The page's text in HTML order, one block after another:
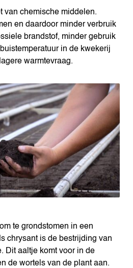
van chemische middelen.
en daardoor minder verbruik
brandstof, minder gebruik
in de kwekerij
warmtevraag.
te grondstomen in een
chrysant is de bestrijding van
Dit aaltje komt voor in de
de wortels van de plant aan.